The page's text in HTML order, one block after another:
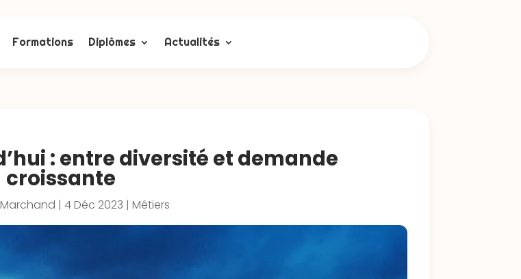
Formations Diplômes Actualités
: entre diversité et demande
croissante
| 4 Déc 2023 | Métiers